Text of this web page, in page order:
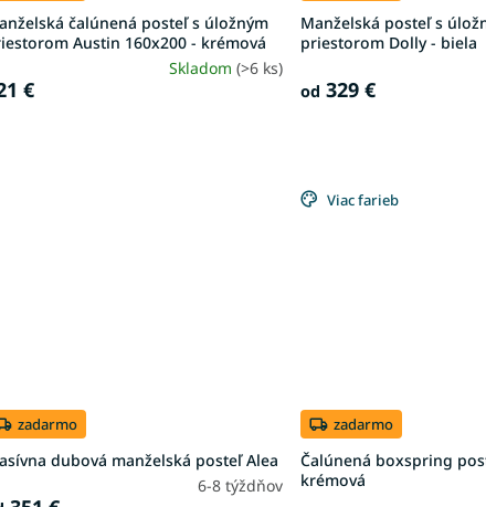
čalúnená posteľ s úložným
Austin 160x200 - krémová
Skladom(>6 ks)
€
Manželská posteľ s
priestorom Dolly - biela
od 329 €
zadarmo
dubová manželská posteľ Alea
6-8 týždňov
Viac farieb
zadarmo
Čalúnená boxspring
krémová